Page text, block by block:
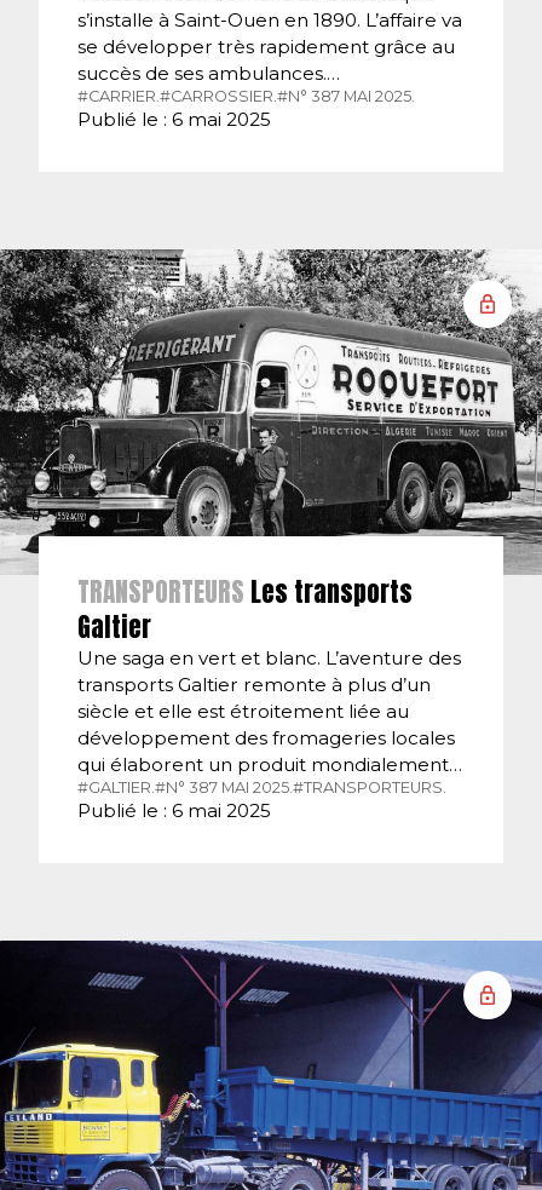
s’installe à Saint-Ouen en 1890. L’affaire va
se développer très rapidement grâce au
succès de ses ambulances.…
#CARRIER.#CARROSSIER.#N° 387 MAI 2025.
Publié le : 6 mai 2025
TRANSPORTEURS Les transports
Galtier
Une saga en vert et blanc. L’aventure des
transports Galtier remonte à plus d’un
siècle et elle est étroitement liée au
développement des fromageries locales
qui élaborent un produit mondialement…
#GALTIER.#N° 387 MAI 2025.#TRANSPORTEURS.
Publié le : 6 mai 2025